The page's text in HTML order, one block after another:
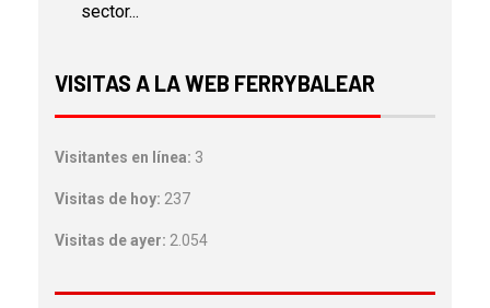
sector...
VISITAS A LA WEB FERRYBALEAR
Visitantes en línea: 3
Visitas de hoy: 237
Visitas de ayer: 2.054